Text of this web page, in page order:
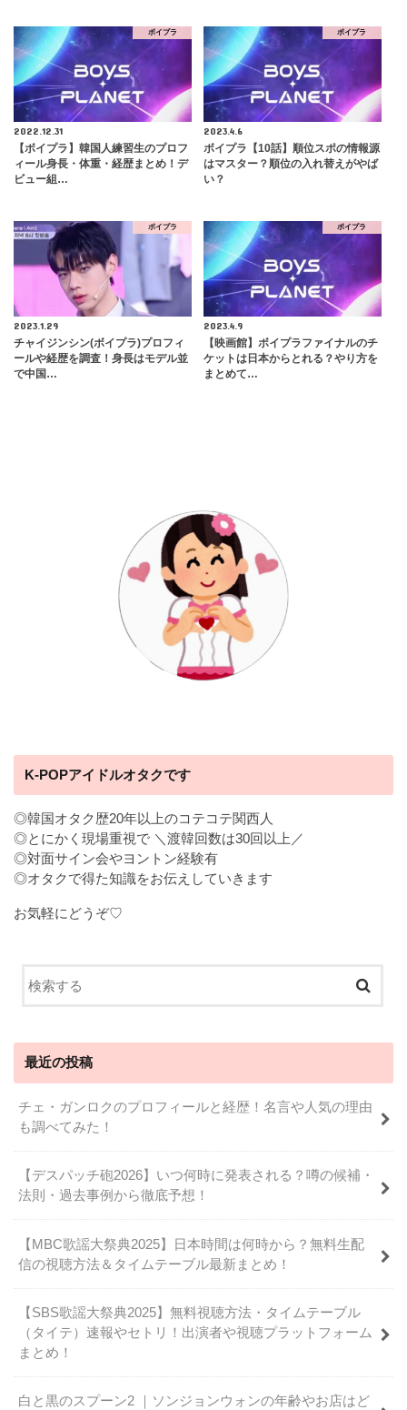
ボイプラ
2022.12.31
【ボイプラ】韓国人練習生のプロフ
ィール身長・体重・経歴まとめ！デ
ビュー組…
ボイプラ
2023.4.6
ボイプラ【10話】順位スポの情報源
はマスター？順位の入れ替えがやば
い？
ボイプラ
2023.1.29
チャイジンシン(ボイプラ)プロフィ
ールや経歴を調査！身長はモデル並
で中国…
ボイプラ
2023.4.9
【映画館】ボイプラファイナルのチ
ケットは日本からとれる？やり方を
まとめて…
K-POPアイドルオタクです
◎韓国オタク歴20年以上のコテコテ関西人
◎とにかく現場重視で ＼渡韓回数は30回以上／
◎対面サイン会やヨントン経験有
◎オタクで得た知識をお伝えしていきます
お気軽にどうぞ♡
最近の投稿
チェ・ガンロクのプロフィールと経歴！名言や人気の理由
も調べてみた！
【デスパッチ砲2026】いつ何時に発表される？噂の候補・
法則・過去事例から徹底予想！
【MBC歌謡大祭典2025】日本時間は何時から？無料生配
信の視聴方法＆タイムテーブル最新まとめ！
【SBS歌謡大祭典2025】無料視聴方法・タイムテーブル
（タイテ）速報やセトリ！出演者や視聴プラットフォーム
まとめ！
白と黒のスプーン2 ｜ソンジョンウォンの年齢やお店はど